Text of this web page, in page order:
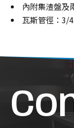
內附集渣盤及
瓦斯管徑：3/